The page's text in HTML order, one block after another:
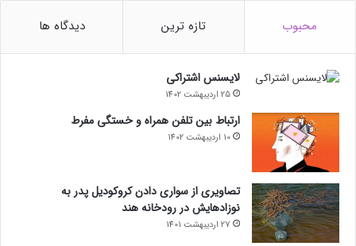
محبوب تازه ترین دیدگاه ها
لایسنس اشتراکی
25 اردیبهشت 1402
ارتباط بین تلفن همراه و خستگی مفرط
10 اردیبهشت 1402
تصاویری از سواری دادن کروکودیل پدر به
نوزادهایش در رودخانه هند
27 اردیبهشت 1401